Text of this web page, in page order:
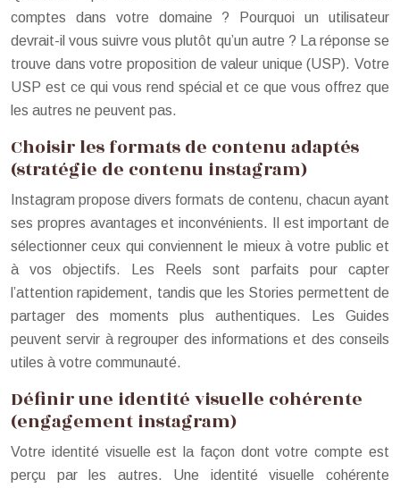
comptes dans votre domaine ? Pourquoi un utilisateur
devrait-il vous suivre vous plutôt qu’un autre ? La réponse se
trouve dans votre proposition de valeur unique (USP). Votre
USP est ce qui vous rend spécial et ce que vous offrez que
les autres ne peuvent pas.
Choisir les formats de contenu adaptés
(stratégie de contenu instagram)
Instagram propose divers formats de contenu, chacun ayant
ses propres avantages et inconvénients. Il est important de
sélectionner ceux qui conviennent le mieux à votre public et
à vos objectifs. Les Reels sont parfaits pour capter
l’attention rapidement, tandis que les Stories permettent de
partager des moments plus authentiques. Les Guides
peuvent servir à regrouper des informations et des conseils
utiles à votre communauté.
Définir une identité visuelle cohérente
(engagement instagram)
Votre identité visuelle est la façon dont votre compte est
perçu par les autres. Une identité visuelle cohérente